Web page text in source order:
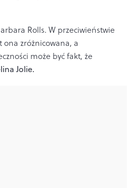
Rolls. W przeciwieństwie
ona zróżnicowana, a
może być fakt, że
Jolie.